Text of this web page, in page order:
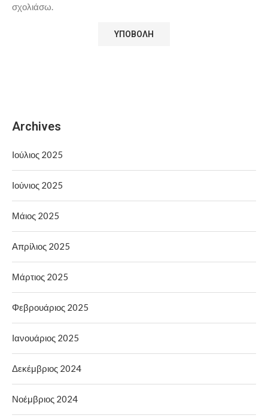
σχολιάσω.
Archives
Ιούλιος 2025
Ιούνιος 2025
Μάιος 2025
Απρίλιος 2025
Μάρτιος 2025
Φεβρουάριος 2025
Ιανουάριος 2025
Δεκέμβριος 2024
Νοέμβριος 2024